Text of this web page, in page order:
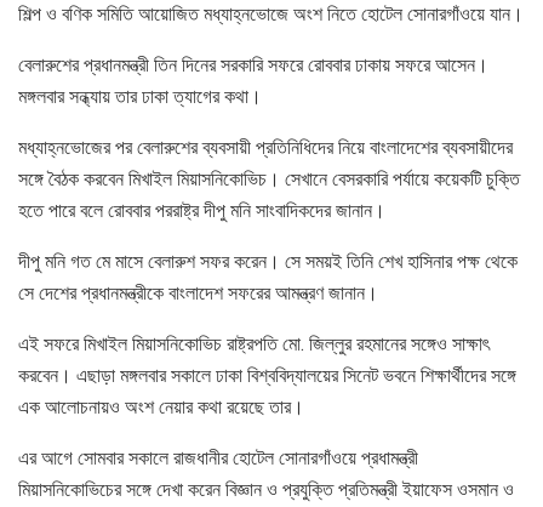
শিল্প ও বণিক সমিতি আয়োজিত মধ্যাহ্নভোজে অংশ নিতে হোটেল সোনারগাঁওয়ে যান।
বেলারুশের প্রধানমন্ত্রী তিন দিনের সরকারি সফরে রোববার ঢাকায় সফরে আসেন।
মঙ্গলবার সন্ধ্যায় তার ঢাকা ত্যাগের কথা।
মধ্যাহ্নভোজের পর বেলারুশের ব্যবসায়ী প্রতিনিধিদের নিয়ে বাংলাদেশের ব্যবসায়ীদের
সঙ্গে বৈঠক করবেন মিখাইল মিয়াসনিকোভিচ। সেখানে বেসরকারি পর্যায়ে কয়েকটি চুক্তি
হতে পারে বলে রোববার পররাষ্ট্র দীপু মনি সাংবাদিকদের জানান।
দীপু মনি গত মে মাসে বেলারুশ সফর করেন। সে সময়ই তিনি শেখ হাসিনার পক্ষ থেকে
সে দেশের প্রধানমন্ত্রীকে বাংলাদেশ সফরের আমন্ত্রণ জানান।
এই সফরে মিখাইল মিয়াসনিকোভিচ রাষ্ট্রপতি মো. জিল্লুর রহমানের সঙ্গেও সাক্ষাৎ
করবেন। এছাড়া মঙ্গলবার সকালে ঢাকা বিশ্ববিদ্যালয়ের সিনেট ভবনে শিক্ষার্থীদের সঙ্গে
এক আলোচনায়ও অংশ নেয়ার কথা রয়েছে তার।
এর আগে সোমবার সকালে রাজধানীর হোটেল সোনারগাঁওয়ে প্রধামন্ত্রী
মিয়াসনিকোভিচের সঙ্গে দেখা করেন বিজ্ঞান ও প্রযুক্তি প্রতিমন্ত্রী ইয়াফেস ওসমান ও